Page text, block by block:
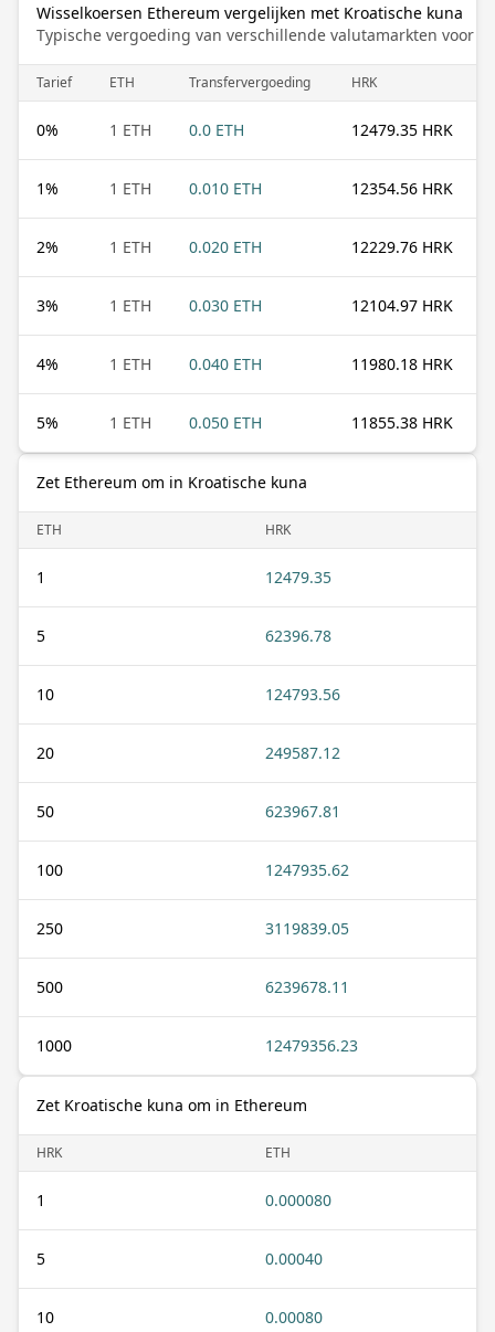
Wisselkoersen Ethereum vergelijken met Kroatische kuna
Typische vergoeding van verschillende valutamarkten voor
Tarief ETH Transfervergoeding HRK
0% 1 ETH 0.0 ETH 12479.35 HRK
1% 1 ETH 0.010 ETH 12354.56 HRK
2% 1 ETH 0.020 ETH 12229.76 HRK
3% 1 ETH 0.030 ETH 12104.97 HRK
4% 1 ETH 0.040 ETH 11980.18 HRK
5% 1 ETH 0.050 ETH 11855.38 HRK
Zet Ethereum om in Kroatische kuna
ETH HRK
1 12479.35
5 62396.78
10 124793.56
20 249587.12
50 623967.81
100 1247935.62
250 3119839.05
500 6239678.11
1000 12479356.23
Zet Kroatische kuna om in Ethereum
HRK ETH
1 0.000080
5 0.00040
10 0.00080